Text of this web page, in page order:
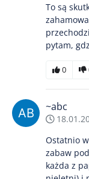
To są
pytam,
0
~abc
Ostatnio
zabaw
każda z